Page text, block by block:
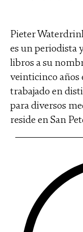
Pieter
es un periodista
libros a su
veinticinco años
trabajado en
para diversos
reside en San